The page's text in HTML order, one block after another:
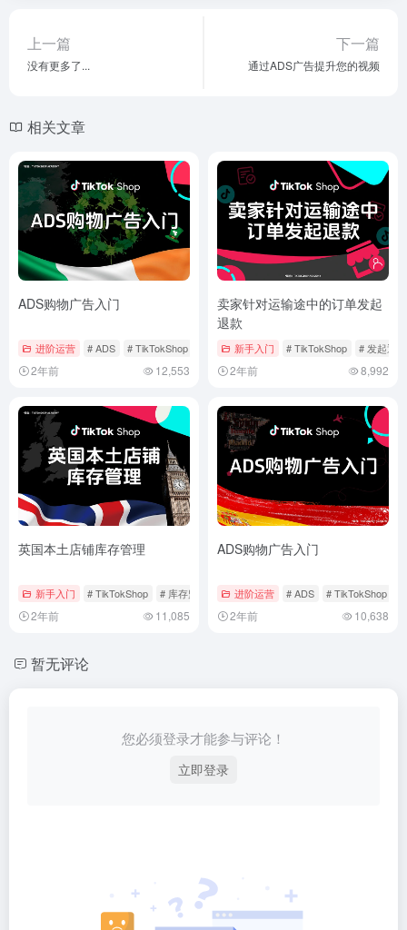
上一篇
没有更多了...
下一篇
通过ADS广告提升您的视频
相关文章
ADS购物广告入门
进阶运营 # ADS # TikTokShop # 广告投放
2年前 12,553
卖家针对运输途中的订单发起
退款
新手入门 # TikTokShop # 发起退款
2年前 8,992
英国本土店铺库存管理
新手入门 # TikTokShop # 库存监控 # 库存管理
2年前 11,085
ADS购物广告入门
进阶运营 # ADS # TikTokShop
2年前 10,638
暂无评论
您必须登录才能参与评论！
立即登录